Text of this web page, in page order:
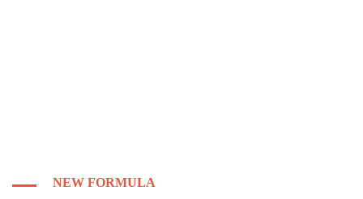
NEW FORMULA